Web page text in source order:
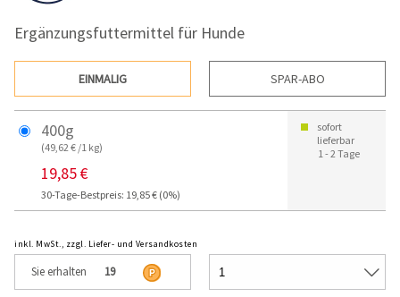
Ergänzungsfuttermittel für Hunde
EINMALIG SPAR-ABO
400g
(49,62 € /1 kg)
19,85 €
30-Tage-Bestpreis: 19,85 € (0%)
sofort
lieferbar
1 - 2 Tage
inkl. MwSt., zzgl. Liefer- und Versandkosten
Sie erhalten 19